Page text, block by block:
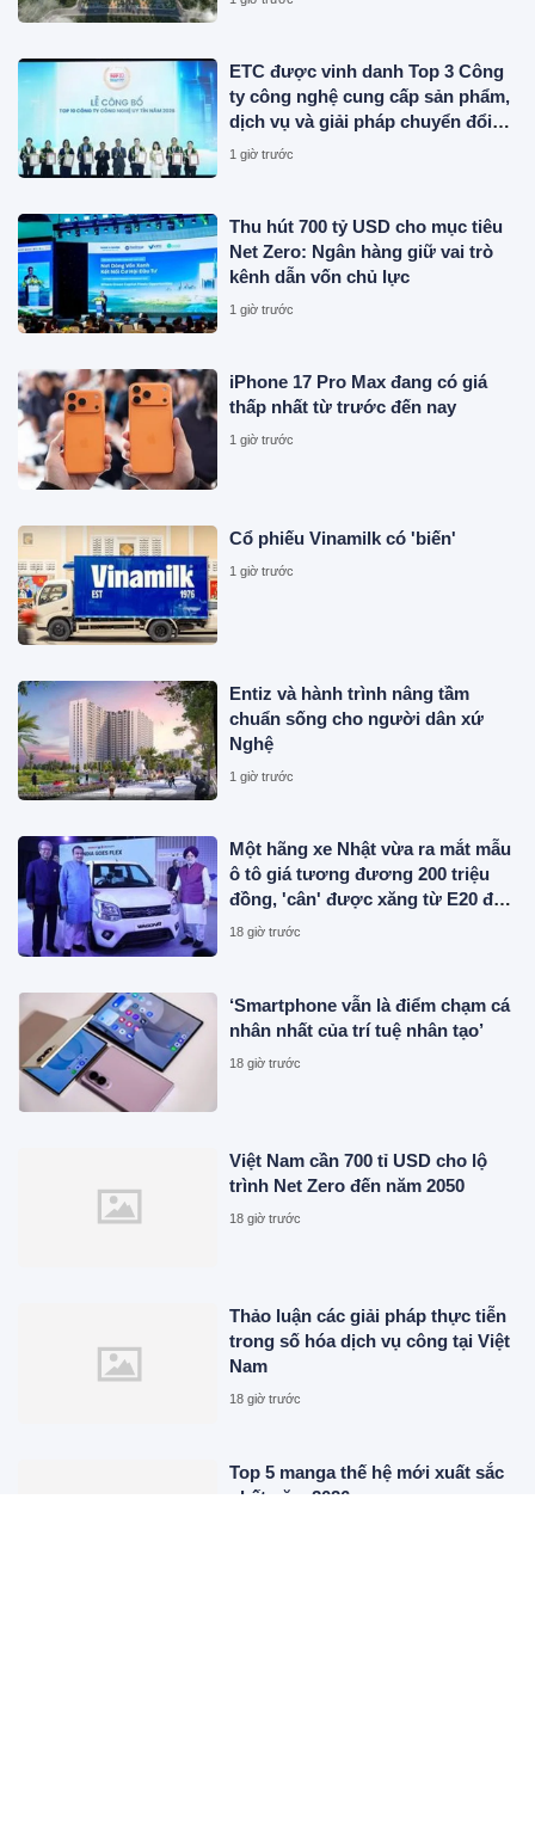
ETC được vinh danh Top 3 Công
ty công nghệ cung cấp sản phẩm,
dịch vụ và giải pháp chuyển đổi
số uy tín năm 2026
1 giờ trước
Thu hút 700 tỷ USD cho mục tiêu
Net Zero: Ngân hàng giữ vai trò
kênh dẫn vốn chủ lực
1 giờ trước
iPhone 17 Pro Max đang có giá
thấp nhất từ trước đến nay
1 giờ trước
Cổ phiếu Vinamilk có 'biến'
1 giờ trước
Entiz và hành trình nâng tầm
chuẩn sống cho người dân xứ
Nghệ
1 giờ trước
Một hãng xe Nhật vừa ra mắt mẫu
ô tô giá tương đương 200 triệu
đồng, 'cân' được xăng từ E20 đến
E100
18 giờ trước
‘Smartphone vẫn là điểm chạm cá
nhân nhất của trí tuệ nhân tạo’
18 giờ trước
Việt Nam cần 700 tỉ USD cho lộ
trình Net Zero đến năm 2050
18 giờ trước
Thảo luận các giải pháp thực tiễn
trong số hóa dịch vụ công tại Việt
Nam
18 giờ trước
Top 5 manga thế hệ mới xuất sắc
nhất năm 2026